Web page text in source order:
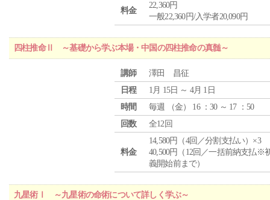
料金
22,360円
一般22,360円/入学者20,090円
四柱推命Ⅱ ～基礎から学ぶ本場・中国の四柱推命の真髄～
講師
澤田 昌征
日程
1月 15日 ～ 4月 1日
時間
毎週 （金） 16 ：30 ～ 17 ：50
回数
全12回
料金
14,580円（4回／分割支払い）×3
40,500円（12回／一括前納支払※
義開始前まで）
九星術Ⅰ ～九星術の命術について詳しく学ぶ～